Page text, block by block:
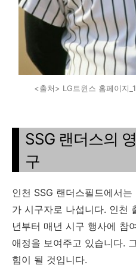
<출처> LG트윈스 홈페이지
SSG 랜더스의
구
인천 SSG 랜더스필드에서
가 시구자로 나섭니다. 인천
년부터 매년 시구 행사에 참
애정을 보여주고 있습니다.
힘이 될 것입니다.